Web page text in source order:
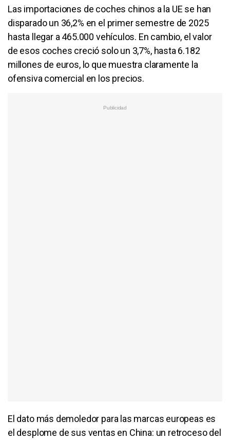
Las importaciones de coches chinos a la UE se han
disparado un 36,2% en el primer semestre de 2025
hasta llegar a 465.000 vehículos. En cambio, el valor
de esos coches creció solo un 3,7%, hasta 6.182
millones de euros, lo que muestra claramente la
ofensiva comercial en los precios.
El dato más demoledor para las marcas europeas es
el desplome de sus ventas en China: un retroceso del